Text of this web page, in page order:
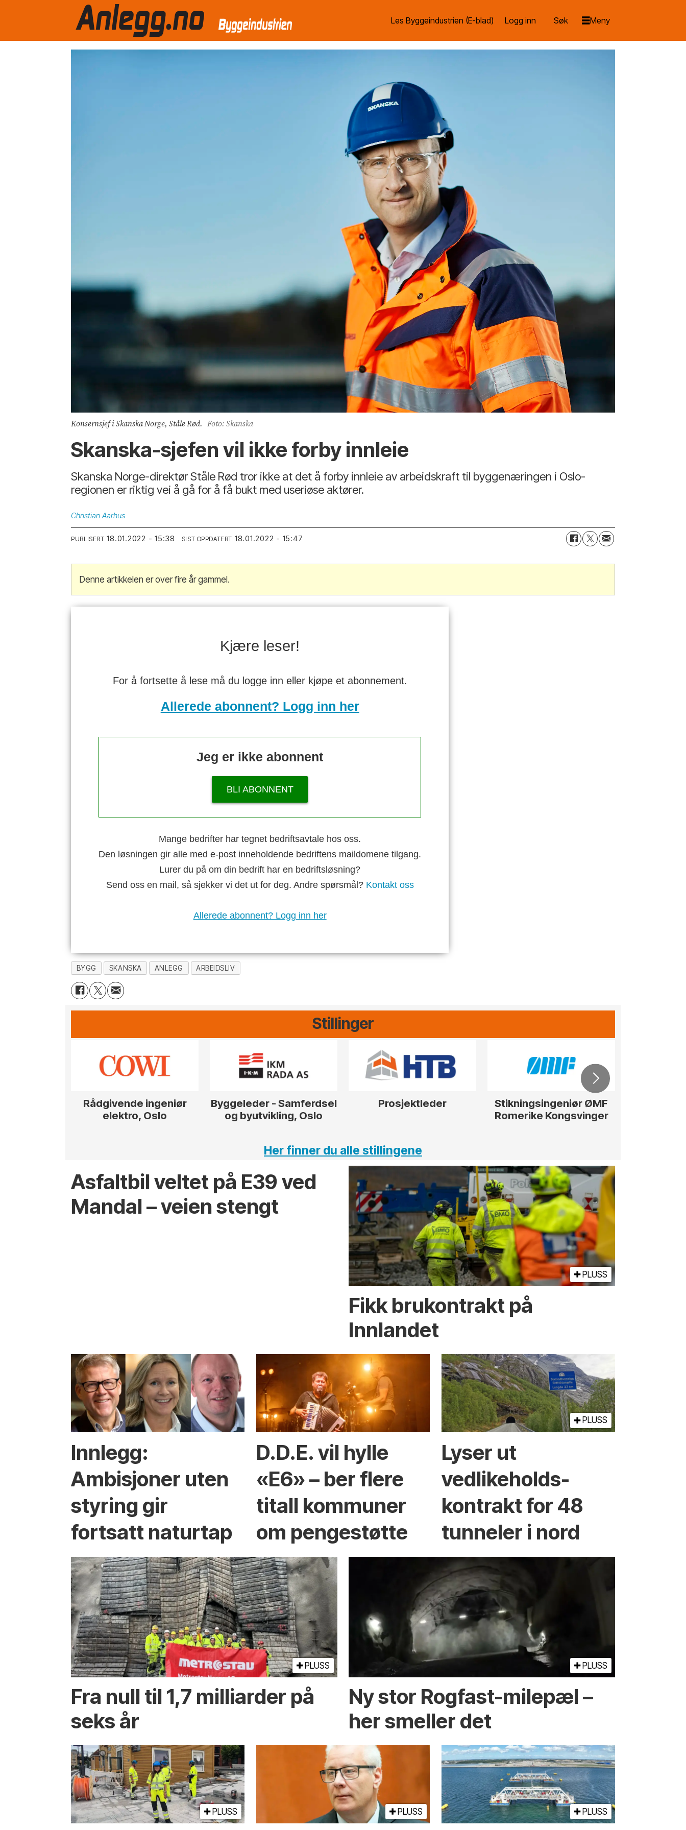
Les Byggeindustrien (E-blad) Logg inn
Konsernsjef i Skanska Norge, Ståle Rød. Foto: Skanska
Skanska-sjefen vil ikke forby innleie
Skanska Norge-direktør Ståle Rød tror ikke at det å forby innleie av arbeidskraft til byggenæringen i Oslo-
regionen er riktig vei å gå for å få bukt med useriøse aktører.
Christian Aarhus
PUBLISERT 18.01.2022 - 15:38 SIST OPPDATERT 18.01.2022 - 15:47
Denne artikkelen er over fire år gammel.
Kjære leser!
For å fortsette å lese må du logge inn eller kjøpe et abonnement.
Allerede abonnent? Logg inn her
Jeg er ikke abonnent
BLI ABONNENT
Mange bedrifter har tegnet bedriftsavtale hos oss.
Den løsningen gir alle med e-post inneholdende bedriftens maildomene tilgang.
Lurer du på om din bedrift har en bedriftsløsning?
Send oss en mail, så sjekker vi det ut for deg. Andre spørsmål? Kontakt oss
Allerede abonnent? Logg inn her
BYGG SKANSKA ANLEGG ARBEIDSLIV
Stillinger
Rådgivende ingeniør
elektro, Oslo
Byggeleder - Samferdsel
og byutvikling, Oslo
Prosjektleder
Stikningsingeniør ØMF
Romerike Kongsvinger
Her finner du alle stillingene
Asfaltbil veltet på E39 ved
Mandal – veien stengt
PLUSS
Fikk brukontrakt på
Innlandet
Innlegg:
Ambisjoner uten
styring gir
fortsatt naturtap
D.D.E. vil hylle
«E6» – ber flere
titall kommuner
om pengestøtte
PLUSS
Lyser ut
vedlikeholds­
kontrakt for 48
tunneler i nord
PLUSS
Fra null til 1,7 milliarder på
seks år
PLUSS
Ny stor Rogfast-milepæl –
her smeller det
PLUSS PLUSS PLUSS